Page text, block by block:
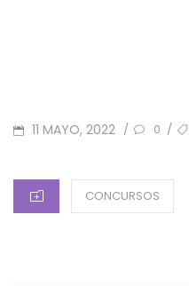
POSTED
11 MAYO, 2022 / 0 /
CATEGORIES
CONCURSOS